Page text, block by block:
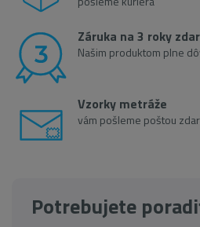
Záruka na 3 roky
Našim produktom plne
Vzorky metráže
vám pošleme poštou
Potrebujete